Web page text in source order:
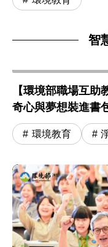
智
【環境部職場互
奇心與夢想裝進書
環境教育